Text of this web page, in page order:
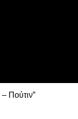
Πούτιν”